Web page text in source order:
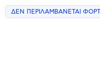
ΔΕΝ ΠΕΡΙΛΑΜΒΑΝΕΤΑΙ